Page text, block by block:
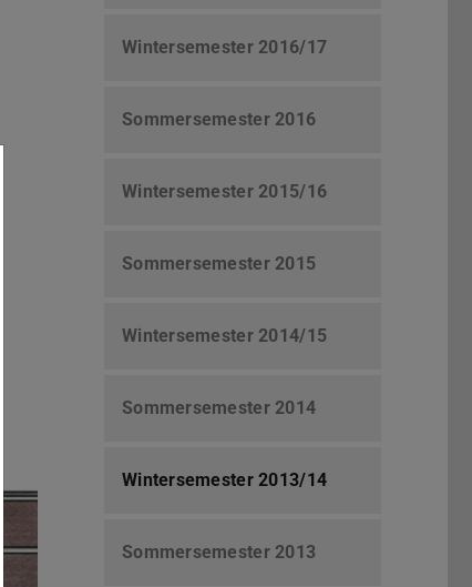
Wintersemester 2016/17
Sommersemester 2016
Wintersemester 2015/16
Sommersemester 2015
Wintersemester 2014/15
Sommersemester 2014
Wintersemester 2013/14
Sommersemester 2013